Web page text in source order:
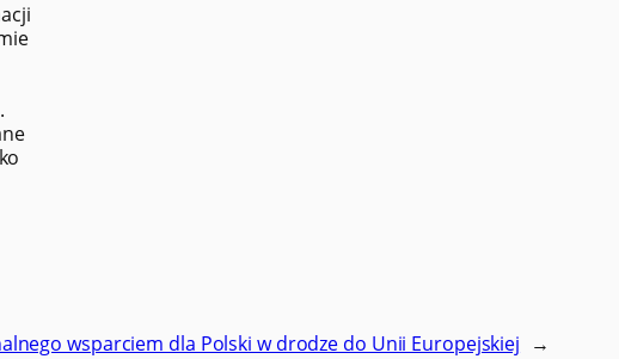
wsparciem dla Polski w drodze do Unii Europejskiej →